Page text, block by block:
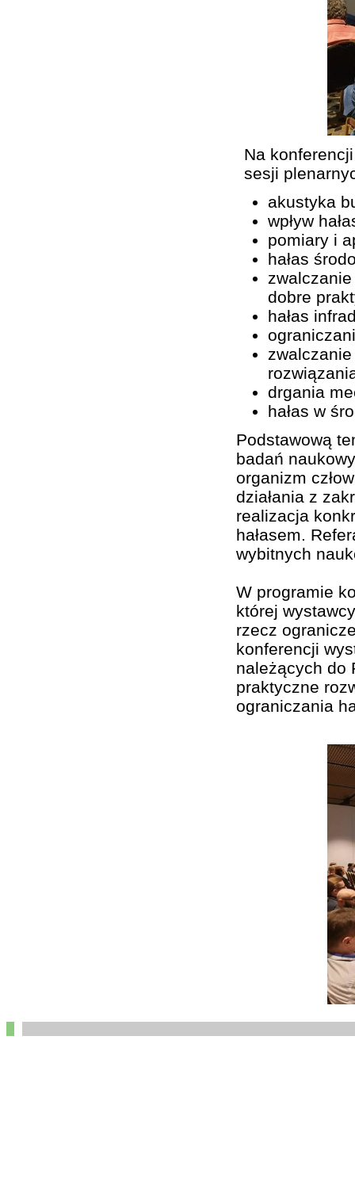
Na
sesji
akustyka
wpływ
pomiary i
hałas
dobre
hałas
drgania
hałas w
Podstawową
badań
organizm
działania z
realizacja
hałasem.
wybitnych
W programie
której
rzecz
konferencji
należących do
praktyczne
ograniczania